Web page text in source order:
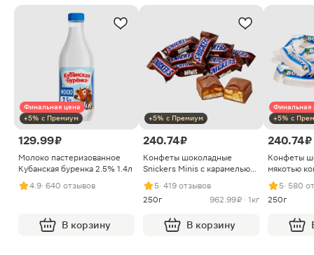
Финальная цена
+5% с Премиум
129.99 ₽
Молоко пастеризованное
Кубанская буренка 2.5% 1.4л
4.9· 640 отзывов
В корзину
+5% с Премиум
240.74 ₽
Конфеты шоколадные
Snickers Minis с карамелью
арахисом и нугой
5· 419 отзывов
250г
962.99 ₽ · 1кг
В корзину
Финальная
+5% с
240.74 ₽
Конфеты
мякотью
5· 580
250г